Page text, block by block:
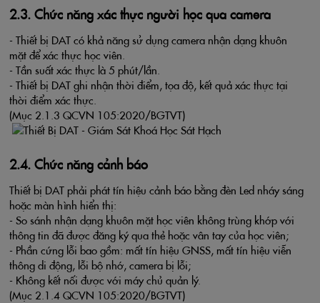
2.3. Chức năng xác thực người học qua camera
- Thiết bị DAT có khả năng sử dụng camera nhận dạng khuôn
mặt để xác thực học viên.
- Tần suất xác thực là 5 phút/lần.
- Thiết bị DAT ghi nhận thời điểm, tọa độ, kết quả xác thực tại
thời điểm xác thực.
(Mục 2.1.3 QCVN 105:2020/BGTVT)
2.4. Chức năng cảnh báo
Thiết bị DAT phải phát tín hiệu cảnh báo bằng đèn Led nháy sáng
hoặc màn hình hiển thị:
- So sánh nhận dạng khuôn mặt học viên không trùng khớp với
thông tin đã được đăng ký qua thẻ hoặc vân tay của học viên;
- Phần cứng lỗi bao gồm: mất tín hiệu GNSS, mất tín hiệu viễn
thông di động, lỗi bộ nhớ, camera bị lỗi;
- Không kết nối được với máy chủ quản lý.
(Mục 2.1.4 QCVN 105:2020/BGTVT)